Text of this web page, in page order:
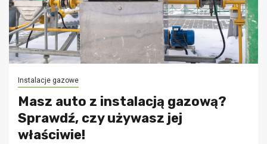
Instalacje gazowe
Masz auto z instalacją gazową?
Sprawdź, czy używasz jej
właściwie!